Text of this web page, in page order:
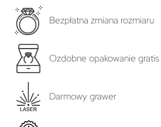
Bezpłatna zmiana rozmiaru
Ozdobne opakowanie gratis
Darmowy grawer